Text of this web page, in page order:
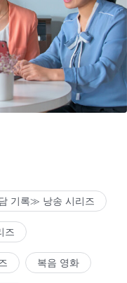
마지막 단계의 사역을 다
구원받을 수 없는 사람
는 사람들이다.구원사역
바로 사람을 구원하는
구원하는 기간에 하나
못하는 비밀과 도를 모
는 조건을 마련해 줌으
사람이 구원받을 기회
징벌하는 것이 아니라
사람은 거역과 대적,
하지는 않는다. 오로지
망과 훈계를 받아들이
기록≫ 낭송 시리즈
즈
복음 영화